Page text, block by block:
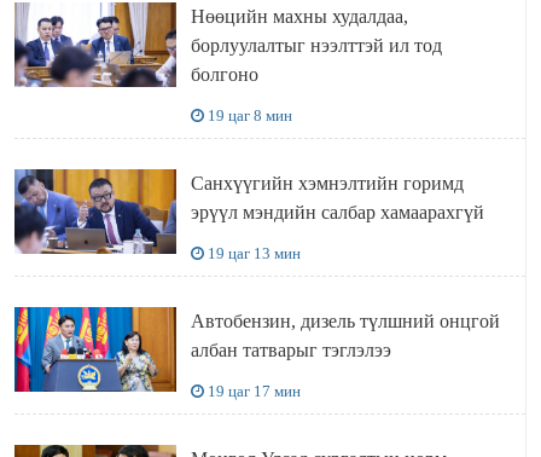
Нөөцийн махны худалдаа,
борлуулалтыг нээлттэй ил тод
болгоно
19 цаг 8 мин
Санхүүгийн хэмнэлтийн горимд
эрүүл мэндийн салбар хамаарахгүй
19 цаг 13 мин
Автобензин, дизель түлшний онцгой
албан татварыг тэглэлээ
19 цаг 17 мин